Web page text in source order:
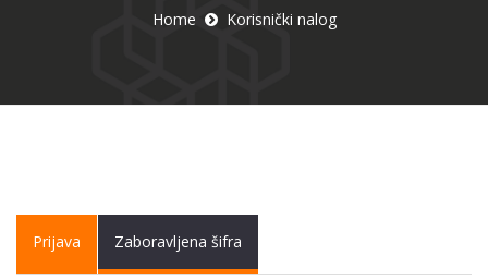
Home Korisnički nalog
Primary tabs
Prijava (activeZaboravljena šifra